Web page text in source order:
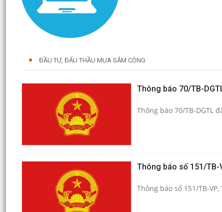
ĐẦU TƯ, ĐẤU THẦU MUA SẮM CÔNG
Thông báo 70/TB-
Thông báo 70/TB-DGTL
Thông báo số 151/TB-
Thông báo số 151/TB-